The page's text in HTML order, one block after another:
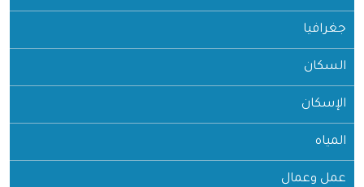
جغرافيا
السكان
الإسكان
المياه
عمل وعمال